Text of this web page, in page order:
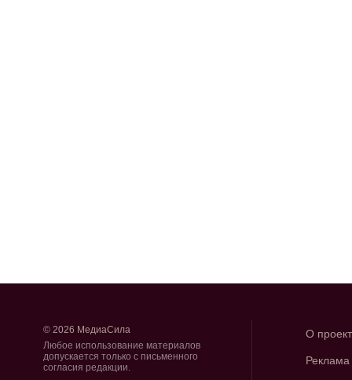
© 2026 МедиаСила
Любое использование материалов
допускается только с письменного
согласия редакции.
О
Реклама